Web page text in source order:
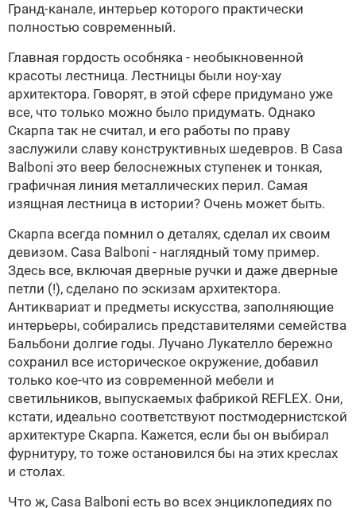
Гранд-канале, интерьер которого практически
полностью современный.
Главная гордость особняка - необыкновенной
красоты лестница. Лестницы были ноу-хау
архитектора. Говорят, в этой сфере придумано уже
все, что только можно было придумать. Однако
Скарпа так не считал, и его работы по праву
заслужили славу конструктивных шедевров. В Casa
Balboni это веер белоснежных ступенек и тонкая,
графичная линия металлических перил. Самая
изящная лестница в истории? Очень может быть.
Скарпа всегда помнил о деталях, сделал их своим
девизом. Casa Balboni - наглядный тому пример.
Здесь все, включая дверные ручки и даже дверные
петли (!), сделано по эскизам архитектора.
Антиквариат и предметы искусства, заполняющие
интерьеры, собирались представителями семейства
Бальбони долгие годы. Лучано Лукателло бережно
сохранил все историческое окружение, добавил
только кое-что из современной мебели и
светильников, выпускаемых фабрикой REFLEX. Они,
кстати, идеально соответствуют постмодернистской
архитектуре Скарпа. Кажется, если бы он выбирал
фурнитуру, то тоже остановился бы на этих креслах
и столах.
Что ж, Casa Balboni есть во всех энциклопедиях по